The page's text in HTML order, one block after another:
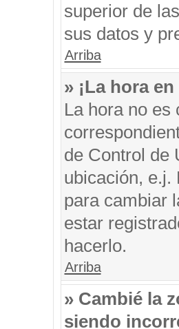
superior de
sus datos y
Arriba
» ¡La hora
La hora no es
de Control de
ubicación, e.j.
para cambiar
estar
hacerlo.
Arriba
» Cambié la
siendo